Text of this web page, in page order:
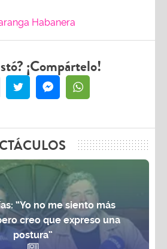
Habanera
¡Compártelo!
“Yo no me siento más
creo que expreso una
postura”